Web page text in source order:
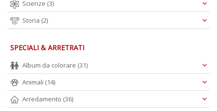
Scienze (3)
Storia (2)
SPECIALI & ARRETRATI
Album da colorare (31)
Animali (14)
Arredamento (36)